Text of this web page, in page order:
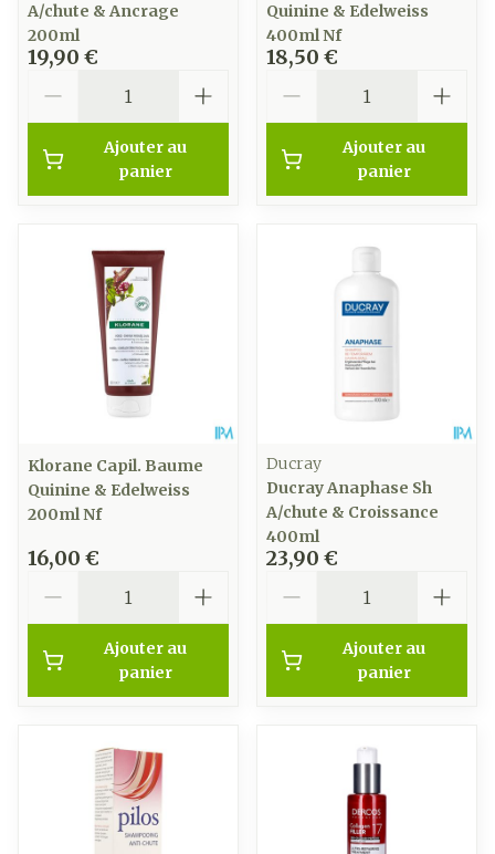
A/chute & Ancrage
200ml
19,90 €
Ajouter au
panier
Quinine & Edelweiss
400ml Nf
18,50 €
Ajouter au
panier
Klorane Capil. Baume
Quinine & Edelweiss
200ml Nf
16,00 €
Ajouter au
panier
Ducray
Ducray Anaphase Sh
A/chute & Croissance
400ml
23,90 €
Ajouter au
panier